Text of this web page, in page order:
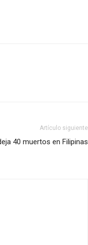
Artículo siguiente
40 muertos en Filipinas